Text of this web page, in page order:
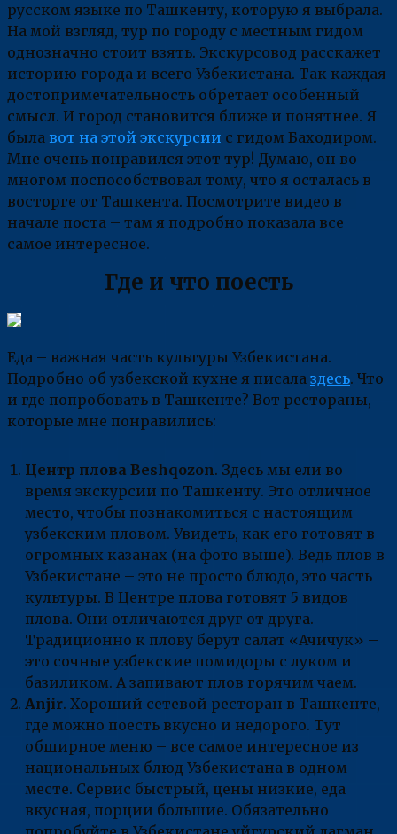
русском языке по Ташкенту, которую я выбрала.
На мой взгляд, тур по городу с местным гидом
однозначно стоит взять. Экскурсовод расскажет
историю города и всего Узбекистана. Так каждая
достопримечательность обретает особенный
смысл. И город становится ближе и понятнее. Я
была вот на этой экскурсии с гидом Баходиром.
Мне очень понравился этот тур! Думаю, он во
многом поспособствовал тому, что я осталась в
восторге от Ташкента. Посмотрите видео в
начале поста – там я подробно показала все
самое интересное.
Где и что поесть
Еда – важная часть культуры Узбекистана.
Подробно об узбекской кухне я писала здесь. Что
и где попробовать в Ташкенте? Вот рестораны,
которые мне понравились:
Центр плова Beshqozon. Здесь мы ели во
время экскурсии по Ташкенту. Это отличное
место, чтобы познакомиться с настоящим
узбекским пловом. Увидеть, как его готовят в
огромных казанах (на фото выше). Ведь плов в
Узбекистане – это не просто блюдо, это часть
культуры. В Центре плова готовят 5 видов
плова. Они отличаются друг от друга.
Традиционно к плову берут салат «Ачичук» –
это сочные узбекские помидоры с луком и
базиликом. А запивают плов горячим чаем.
Anjir. Хороший сетевой ресторан в Ташкенте,
где можно поесть вкусно и недорого. Тут
обширное меню – все самое интересное из
национальных блюд Узбекистана в одном
месте. Сервис быстрый, цены низкие, еда
вкусная, порции большие. Обязательно